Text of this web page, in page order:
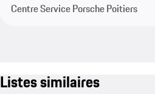
Centre Service Porsche Poitiers
Listes similaires